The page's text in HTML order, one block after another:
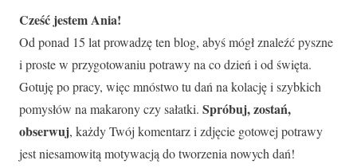
Cześć jestem Ania!
Od ponad 15 lat prowadzę ten blog, abyś mógł znaleźć pyszne
i proste w przygotowaniu potrawy na co dzień i od święta.
Gotuję po pracy, więc mnóstwo tu dań na kolację i szybkich
pomysłów na makarony czy sałatki. Spróbuj, zostań,
obserwuj, każdy Twój komentarz i zdjęcie gotowej potrawy
jest niesamowitą motywacją do tworzenia nowych dań!